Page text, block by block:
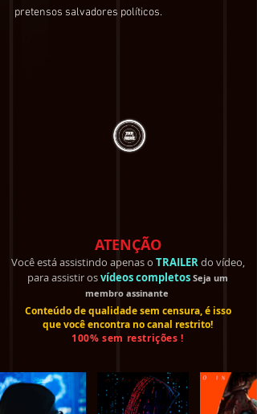
pretensos salvadores políticos.
ATENÇÃO
Você está assistindo apenas o TRAILERdo vídeo,
para assistir osvídeos completos Seja um
membroassinante
Conteúdo de qualidade sem censura, é isso
que você encontra no canal restrito!
100% sem restrições !